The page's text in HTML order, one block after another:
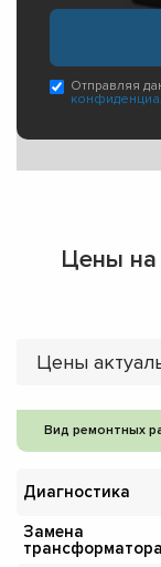
Отправляя
Цены на
Цены
Вид ремонтных
Диагностика
Замена
трансформатора